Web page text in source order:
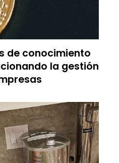
de conocimiento
la gestión